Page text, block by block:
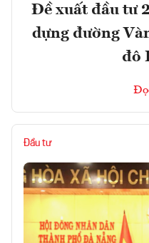
Đề xuất đầu tư
dựng đường
đô
Đầu tư